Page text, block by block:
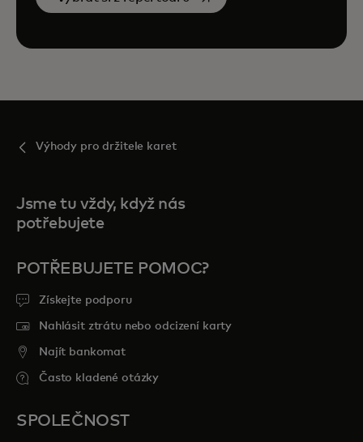
Výhody pro držitele karet
Jsme tu vždy, když nás
potřebujete
POTŘEBUJETE POMOC?
Získejte podporu
Nahlásit ztrátu nebo odcizení karty
Najít bankomat
Často kladené otázky
SPOLEČNOST